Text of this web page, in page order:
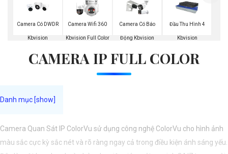
Camera Có DWDR
Kbvision
Camera Wifi 360
Kbvision Full Color
Camera Có Báo
Động Kbvision
Đầu Thu Hình 4
Kbvision
CAMERA IP FULL COLOR
Camera Quan Sát IP ColorVu sử dụng công nghệ ColorVu cho hình ảnh
màu sắc cực kỳ sắc nét và rõ ràng ngay cả trong điều kiện ánh sáng yếu.